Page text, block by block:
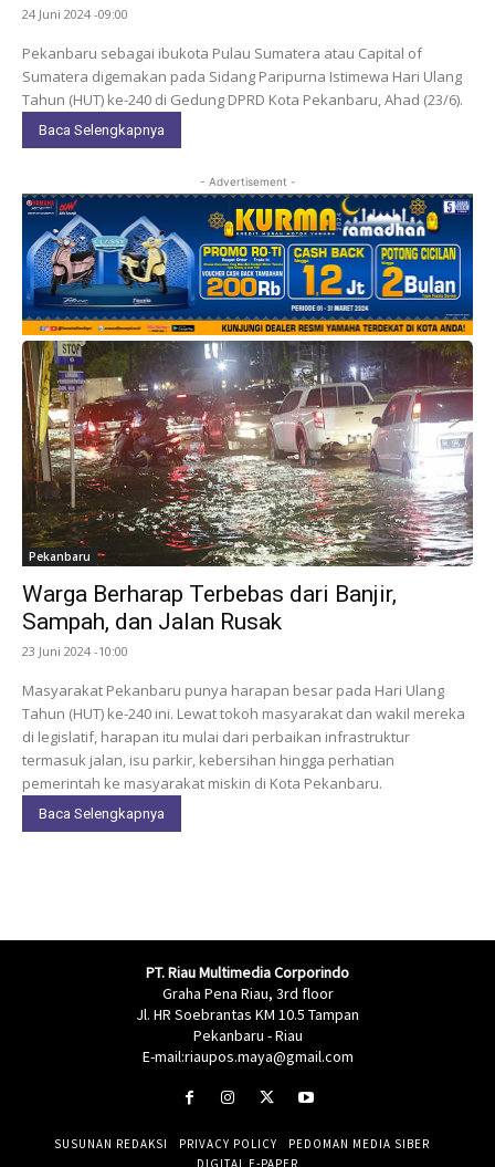
24 Juni 2024 -09:00
Pekanbaru sebagai ibukota Pulau Sumatera atau Capital of
Sumatera digemakan pada Sidang Paripurna Istimewa Hari Ulang
Tahun (HUT) ke-240 di Gedung DPRD Kota Pekanbaru, Ahad (23/6).
Baca Selengkapnya
- Advertisement -
Pekanbaru
Warga Berharap Terbebas dari Banjir,
Sampah, dan Jalan Rusak
23 Juni 2024 -10:00
Masyarakat Pekanbaru punya harapan besar pada Hari Ulang
Tahun (HUT) ke-240 ini. Lewat tokoh masyarakat dan wakil mereka
di legislatif, harapan itu mulai dari perbaikan infrastruktur
termasuk jalan, isu parkir, kebersihan hingga perhatian
pemerintah ke masyarakat miskin di Kota Pekanbaru.
Baca Selengkapnya
PT. Riau Multimedia Corporindo
Graha Pena Riau, 3rd floor
Jl. HR Soebrantas KM 10.5 Tampan
Pekanbaru - Riau
E-mail:riaupos.maya@gmail.com
SUSUNAN REDAKSI PRIVACY POLICY
PEDOMAN MEDIA SIBER
DIGITAL E-PAPER